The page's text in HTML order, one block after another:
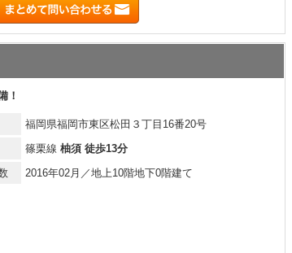
！
福岡県福岡市東区松田３丁目16番20号
篠栗線 柚須 徒歩13分
2016年02月／地上10階地下0階建て